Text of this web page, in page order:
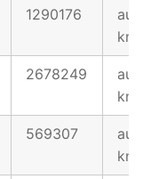
1290176
au
km
2678249
au
km
569307
au
km